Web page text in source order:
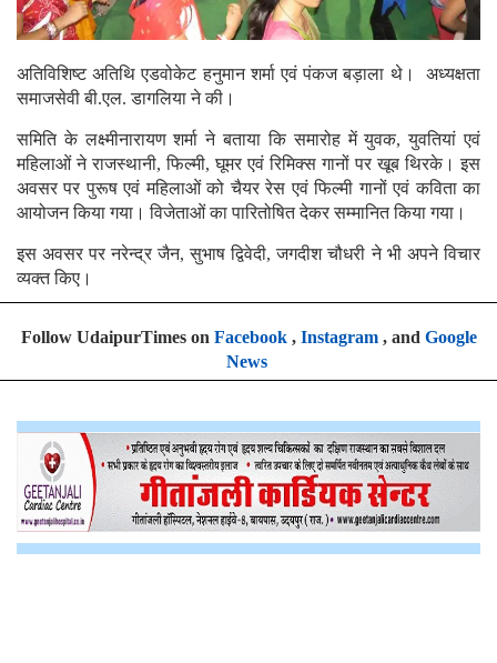
अतिविशिष्ट अतिथि एडवोकेट हनुमान शर्मा एवं पंकज बड़ाला थे। अध्यक्षता
समाजसेवी बी.एल. डागलिया ने की।
समिति के लक्ष्मीनारायण शर्मा ने बताया कि समारोह में युवक, युवतियां एवं
महिलाओं ने राजस्थानी, फिल्मी, घूमर एवं रिमिक्स गानों पर खूब थिरके। इस
अवसर पर पुरूष एवं महिलाओं को चैयर रेस एवं फिल्मी गानों एवं कविता का
आयोजन किया गया। विजेताओं का पारितोषित देकर सम्मानित किया गया।
इस अवसर पर नरेन्द्र जैन, सुभाष द्विवेदी, जगदीश चौधरी ने भी अपने विचार
व्यक्त किए।
Follow UdaipurTimes on Facebook, Instagram, and Google
News